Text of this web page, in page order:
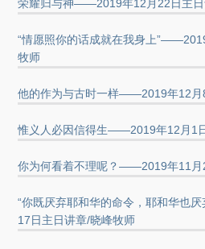
荣耀归与神——2019年12月22日主日
“情愿照你的话成就在我身上
牧师
他的作为与古时一样——2019年12月
惟义人必因信得生——2019年12月1
你为何看着不理呢？——2019年11月
“你既厌弃耶和华的命令，耶和华也
17日主日讲章/晓峰牧师